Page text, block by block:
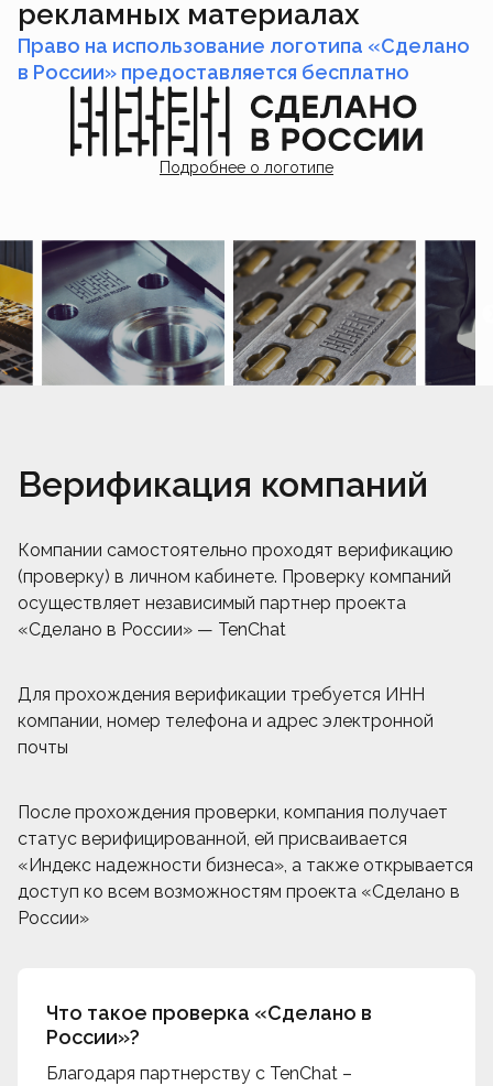
Подробнее о логотипе
рекламных материалах
Право на использование логотипа «Сделано
в России» предоставляется бесплатно
Верификация компаний
Компании самостоятельно проходят верификацию
(проверку) в личном кабинете. Проверку компаний
осуществляет независимый партнер проекта
«Сделано в России» — TenChat
Для прохождения верификации требуется ИНН
компании, номер телефона и адрес электронной
почты
После прохождения проверки, компания получает
статус верифицированной, ей присваивается
«Индекс надежности бизнеса», а также открывается
доступ ко всем возможностям проекта «Сделано в
России»
Что такое проверка «Сделано в
России»?
Благодаря партнерству c TenChat –